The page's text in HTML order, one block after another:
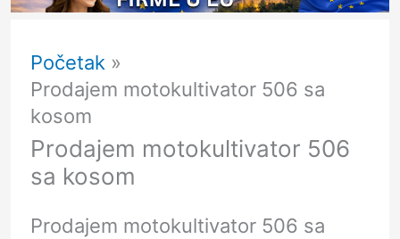
Početak
Prodajem motokultivator 506 sa
kosom
Prodajem motokultivator 506
sa kosom
Prodajem motokultivator 506 sa